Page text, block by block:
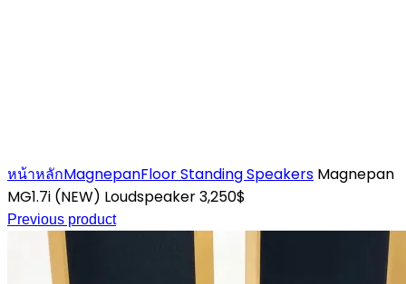
หน้าหลักMagnepanFloor Standing Speakers Magnepan
MG1.7i (NEW) Loudspeaker 3,250$
Previous product